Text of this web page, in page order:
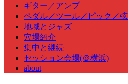
ギター／アンプ
ペダル／ツール／ピック／弦
地域とジャズ
穴場紹介
集中と継続
セッション会場(＠横浜)
about